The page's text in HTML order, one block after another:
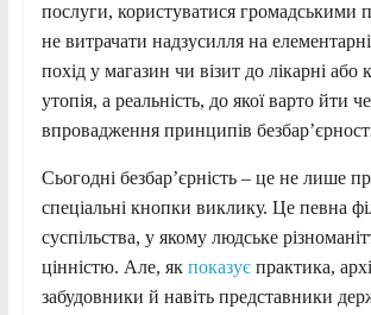
послуги, користуватися громадськими
не витрачати надзусилля на елементарні
похід у магазин чи візит до лікарні або
утопія, а реальність, до якої варто йти
впровадження принципів
Сьогодні безбар’єрність – це не лише
спеціальні кнопки виклику. Це певна
суспільства, у якому людське
цінністю. Але, як показуєпрактика,
забудовники й навіть представники